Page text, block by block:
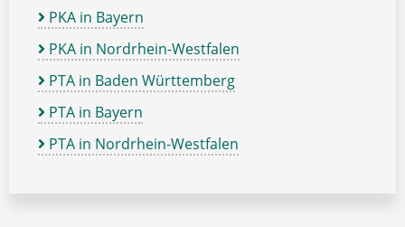
PKA in Bayern
PKA in Nordrhein-Westfalen
PTA in Baden Württemberg
PTA in Bayern
PTA in Nordrhein-Westfalen